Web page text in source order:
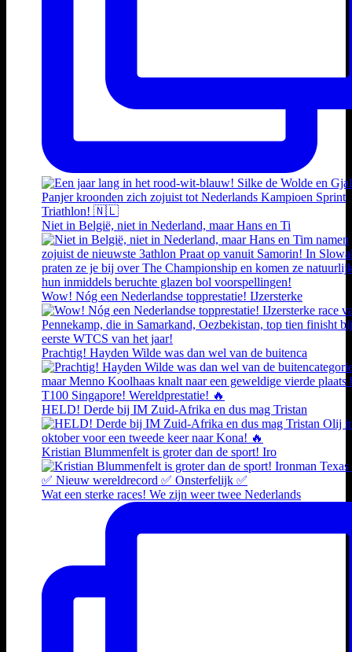
Niet in België, niet in Nederland, maar Hans en Ti
Wow! Nóg een Nederlandse topprestatie! IJzersterke
Prachtig! Hayden Wilde was dan wel van de buitenca
HELD! Derde bij IM Zuid-Afrika en dus mag Tristan
Kristian Blummenfelt is groter dan de sport! Iro
Wat een sterke races! We zijn weer twee Nederlands